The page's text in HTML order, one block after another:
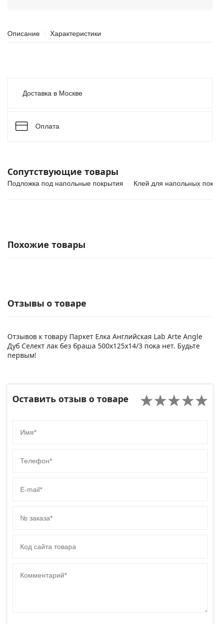
Описание Характеристики
Доставка в Москве
Оплата
Сопутствующие товары
Подложка под напольные покрытия Клей для напольных
Похожие товары
Отзывы о товаре
Отзывов к товару Паркет Елка Английская Lab Arte Angle
Дуб Селект лак без браша 500х125х14/3 пока нет. Будьте
первым!
Оставить отзыв о товаре